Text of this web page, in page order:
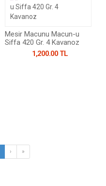
Mesir Macunu Macun-u
Siffa 420 Gr. 4 Kavanoz
1,200.00 TL
› »